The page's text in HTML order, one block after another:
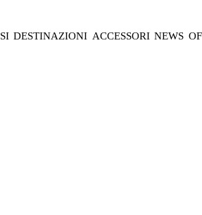
DESTINAZIONI ACCESSORI NEWS